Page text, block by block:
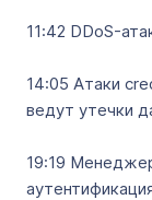
11:42 DDoS-
14:05 Атаки
ведут утечки
19:19